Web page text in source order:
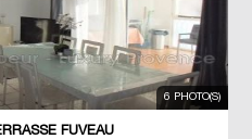
6 PHOTO(S)
FUVEAU